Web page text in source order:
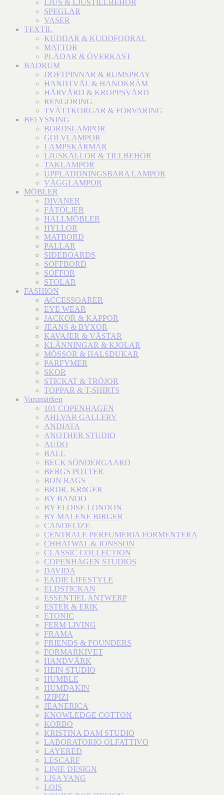
LJUS & LJUSTILLBEHÖR
SPEGLAR
VASER
TEXTIL
KUDDAR & KUDDFODRAL
MATTOR
PLÄDAR & ÖVERKAST
BADRUM
DOFTPINNAR & RUMSPRAY
HANDTVÅL & HANDKRÄM
HÅRVÅRD & KROPPSVÅRD
RENGÖRING
TVÄTTKORGAR & FÖRVARING
BELYSNING
BORDSLAMPOR
GOLVLAMPOR
LAMPSKÄRMAR
LJUSKÄLLOR & TILLBEHÖR
TAKLAMPOR
UPPLADDNINGSBARA LAMPOR
VÄGGLAMPOR
MÖBLER
DIVANER
FÅTÖLJER
HALLMÖBLER
HYLLOR
MATBORD
PALLAR
SIDEBOARDS
SOFFBORD
SOFFOR
STOLAR
FASHION
ACCESSOARER
EYE WEAR
JACKOR & KAPPOR
JEANS & BYXOR
KAVAJER & VÄSTAR
KLÄNNINGAR & KJOLAR
MÖSSOR & HALSDUKAR
PARFYMER
SKOR
STICKAT & TRÖJOR
TOPPAR & T-SHIRTS
Varumärken
101 COPENHAGEN
AHLVAR GALLERY
ANDIATA
ANOTHER STUDIO
AUDO
BALL
BECK SÖNDERGAARD
BERGS POTTER
BON BAGS
BRDR. KRüGER
BY BANOO
BY ELOISE LONDON
BY MALENE BIRGER
CANDELIZE
CENTRALE PERFUMERIA FORMENTERA
CHHATWAL & JONSSON
CLASSIC COLLECTION
COPENHAGEN STUDIOS
DAVIDA
EADIE LIFESTYLE
ELDSTICKAN
ESSENTIEL ANTWERP
ESTER & ERIK
ETONIC
FERM LIVING
FRAMA
FRIENDS & FOUNDERS
FORMARKIVET
HANDVÄRK
HEIN STUDIO
HUMBLE
HUMDAKIN
IZIPIZI
JEANERICA
KNOWLEDGE COTTON
KORBO
KRISTINA DAM STUDIO
LABORATORIO OLFATTIVO
LAYERED
LESCARF
LINIE DESIGN
LISA YANG
LOIS